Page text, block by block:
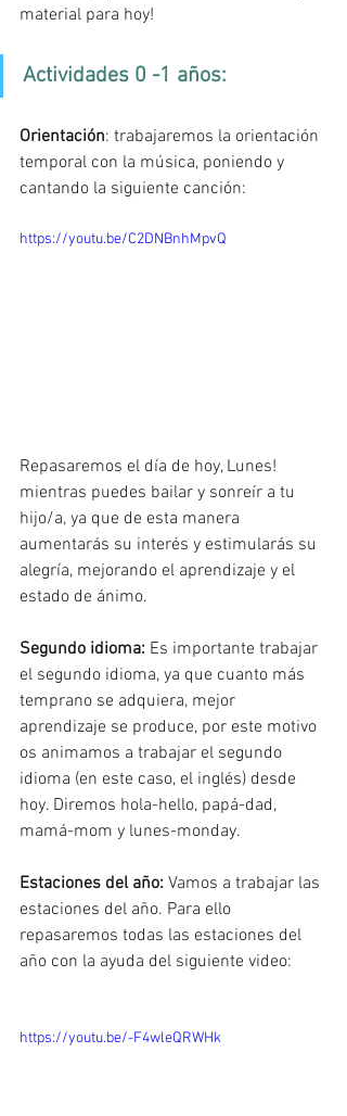
material para hoy!
Actividades 0 -1 años:
Orientación: trabajaremos la orientación
temporal con la música, poniendo y
cantando la siguiente canción:
https://youtu.be/C2DNBnhMpvQ
Repasaremos el día de hoy, Lunes!
mientras puedes bailar y sonreír a tu
hijo/a, ya que de esta manera
aumentarás su interés y estimularás su
alegría, mejorando el aprendizaje y el
estado de ánimo.
Segundo idioma: Es importante trabajar
el segundo idioma, ya que cuanto más
temprano se adquiera, mejor
aprendizaje se produce, por este motivo
os animamos a trabajar el segundo
idioma (en este caso, el inglés) desde
hoy. Diremos hola-hello, papá-dad,
mamá-mom y lunes-monday.
Estaciones del año: Vamos a trabajar las
estaciones del año. Para ello
repasaremos todas las estaciones del
año con la ayuda del siguiente video:
https://youtu.be/-F4wleQRWHk